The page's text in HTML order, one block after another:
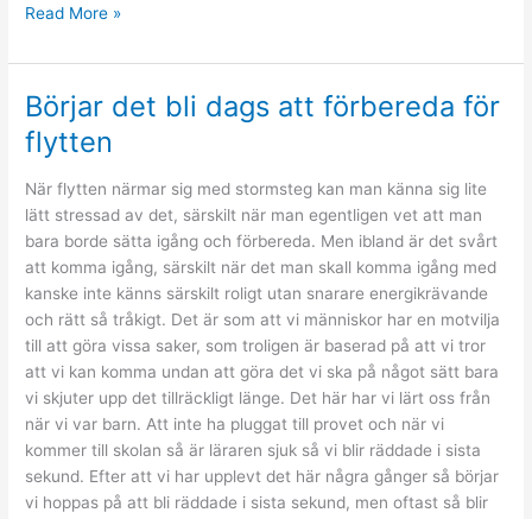
Checklista
en
flytt
Read More »
Börjar det bli dags att förbereda för
flytten
När flytten närmar sig med stormsteg kan man känna sig lite
lätt stressad av det, särskilt när man egentligen vet att man
bara borde sätta igång och förbereda. Men ibland är det svårt
att komma igång, särskilt när det man skall komma igång med
kanske inte känns särskilt roligt utan snarare energikrävande
och rätt så tråkigt. Det är som att vi människor har en motvilja
till att göra vissa saker, som troligen är baserad på att vi tror
att vi kan komma undan att göra det vi ska på något sätt bara
vi skjuter upp det tillräckligt länge. Det här har vi lärt oss från
när vi var barn. Att inte ha pluggat till provet och när vi
kommer till skolan så är läraren sjuk så vi blir räddade i sista
sekund. Efter att vi har upplevt det här några gånger så börjar
vi hoppas på att bli räddade i sista sekund, men oftast så blir